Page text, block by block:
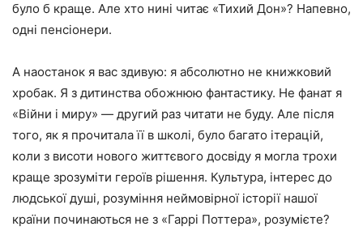
було б краще. Але хто нині читає «Тихий Дон»? Напевно,
одні пенсіонери.
А наостанок я вас здивую: я абсолютно не книжковий
хробак. Я з дитинства обожнюю фантастику. Не фанат я
«Війни і миру» — другий раз читати не буду. Але після
того, як я прочитала її в школі, було багато ітерацій,
коли з висоти нового життєвого досвіду я могла трохи
краще зрозуміти героїв рішення. Культура, інтерес до
людської душі, розуміння неймовірної історії нашої
країни починаються не з «Гаррі Поттера», розумієте?